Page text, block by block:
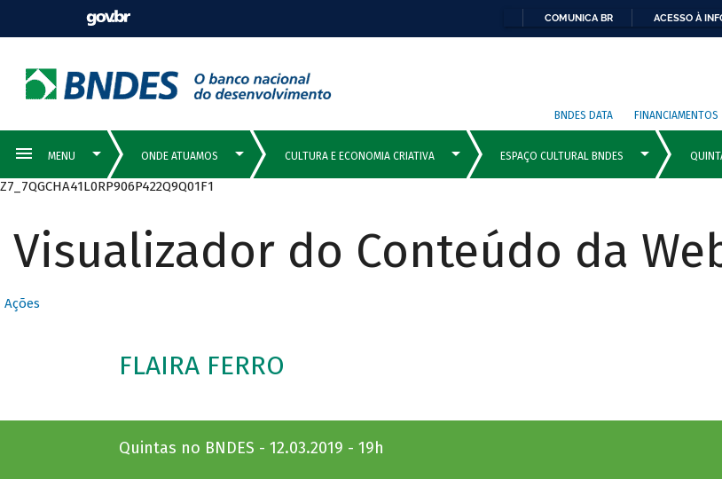
COMUNICA BR ACESSO À
BNDES DATA FINANCIAMENTOS
Z7_7QGCHA41L0RP906P422Q9Q01F1
Visualizador do Conteúdo da
Ações
FLAIRA FERRO
Quintas no BNDES - 12.03.2019 - 19h